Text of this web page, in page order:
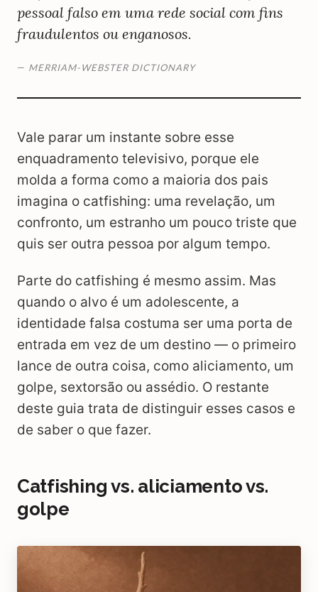
pessoal falso em uma rede social com fins
fraudulentos ou enganosos.
— MERRIAM-WEBSTER DICTIONARY
Vale parar um instante sobre esse
enquadramento televisivo, porque ele
molda a forma como a maioria dos pais
imagina o catfishing: uma revelação, um
confronto, um estranho um pouco triste que
quis ser outra pessoa por algum tempo.
Parte do catfishing é mesmo assim. Mas
quando o alvo é um adolescente, a
identidade falsa costuma ser uma porta de
entrada em vez de um destino — o primeiro
lance de outra coisa, como aliciamento, um
golpe, sextorsão ou assédio. O restante
deste guia trata de distinguir esses casos e
de saber o que fazer.
Catfishing vs. aliciamento vs.
golpe